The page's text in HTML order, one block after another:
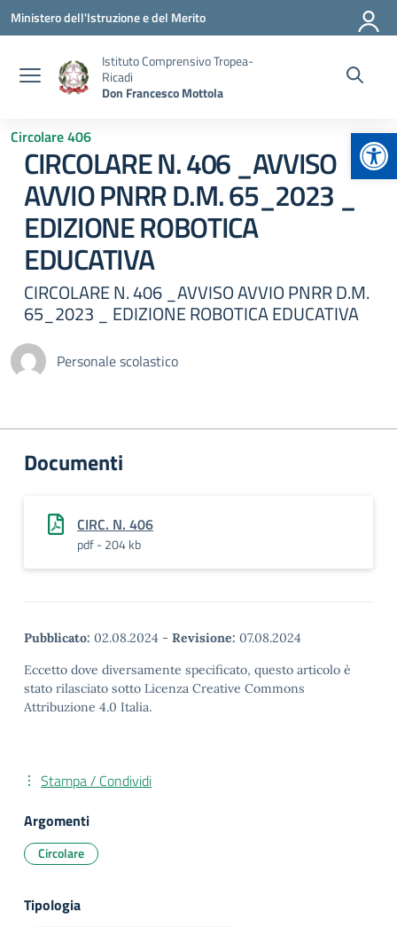
Vai ai contenuti
Vai al menu di navigazione
Vai al footer
Ministero dell'Istruzione e del Merito
Istituto Comprensivo Tropea-
Ricadi
Don Francesco Mottola
Circolare 406
CIRCOLARE N. 406 _AVVISO
AVVIO PNRR D.M. 65_2023 _
EDIZIONE ROBOTICA
EDUCATIVA
CIRCOLARE N. 406 _AVVISO AVVIO PNRR D.M.
65_2023 _ EDIZIONE ROBOTICA EDUCATIVA
Personale scolastico
Documenti
CIRC. N. 406
pdf - 204 kb
Pubblicato: 02.08.2024 - Revisione: 07.08.2024
Eccetto dove diversamente specificato, questo articolo è
stato rilasciato sotto Licenza Creative Commons
Attribuzione 4.0 Italia.
Stampa / Condividi
Argomenti
Circolare
Tipologia